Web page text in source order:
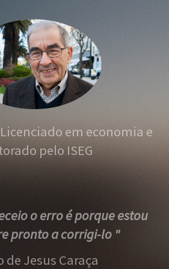
em economia e
pelo ISEG
o erro é porque estou
pronto a corrigi-lo "
de Jesus Caraça